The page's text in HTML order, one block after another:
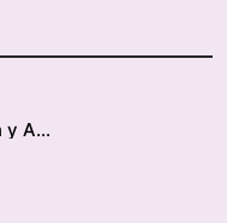
General Optica Visión y Audición